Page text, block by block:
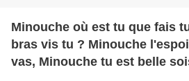
Minouche où est tu que fais
bras vis tu ? Minouche l'espoir
vas, Minouche tu est belle